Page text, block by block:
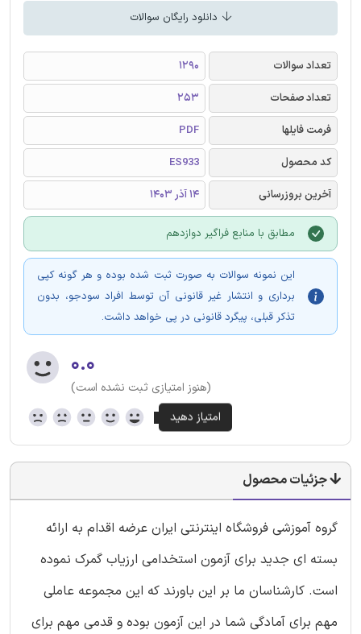
دانلود رایگان سوالات
تعداد سوالات
1290
تعداد صفحات
253
فرمت فایلها
PDF
کد محصول
ES933
آخرین بروزرسانی
14 آذر 1403
مطابق با منابع فراگیر دوازدهم
این نمونه سوالات به صورت ثبت شده بوده و هر گونه کپی
برداری و انتشار غیر قانونی آن توسط افراد سودجو، بدون
تذکر قبلی، پیگرد قانونی در پی خواهد داشت.
۰.۰
(هنوز امتیازی ثبت نشده است)
جزئیات محصول
گروه آموزشی فروشگاه اینترنتی ایران عرضه اقدام به ارائه
بسته ای جدید برای آزمون استخدامی ارزیاب گمرک نموده
است. کارشناسان ما بر این باورند که این مجموعه عاملی
مهم برای آمادگی شما در این آزمون بوده و قدمی مهم برای